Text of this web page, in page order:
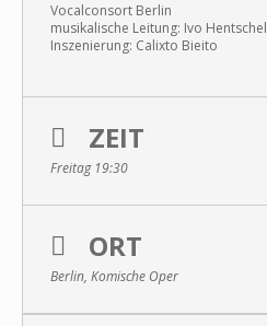
Vocalconsort Berlin
musikalische Leitung: Ivo Hentschel
Inszenierung: Calixto Bieito
ZEIT
Freitag 19:30
ORT
Berlin, Komische Oper